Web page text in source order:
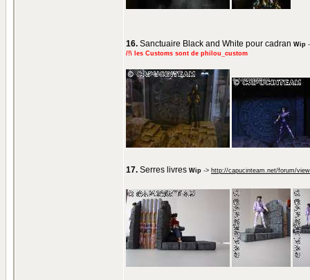
16. Sanctuaire Black and White pour cadran Wip
/!\ les Customs sont de philou_custom
17. Serres livres Wip -> http://capucinteam.net/forum/